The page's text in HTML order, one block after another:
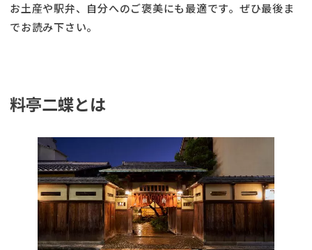
お土産や駅弁、自分へのご褒美にも最適です。ぜひ最後ま
でお読み下さい。
料亭二蝶とは